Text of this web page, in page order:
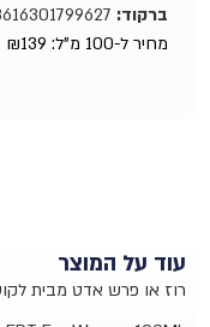
ברקוד:3616301799627
מחיר ל-100 מ"ל:
₪139
עוד על המוצר
רוז או פרש אדט מבית